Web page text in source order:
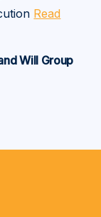
Read
Will Group